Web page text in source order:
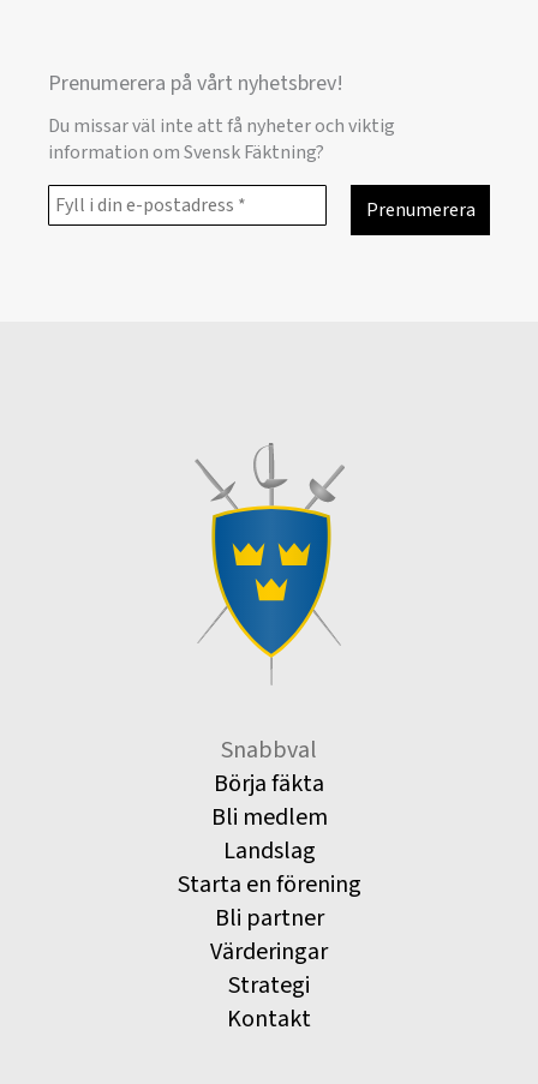
Prenumerera på vårt nyhetsbrev!
Du missar väl inte att få nyheter och viktig
information om Svensk Fäktning?
Snabbval
Börja fäkta
Bli medlem
Landslag
Starta en förening
Bli partner
Värderingar
Strategi
Kontakt